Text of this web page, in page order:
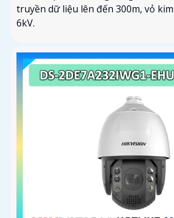
truyền dữ liệu lên đến 300m, vỏ
6kV.